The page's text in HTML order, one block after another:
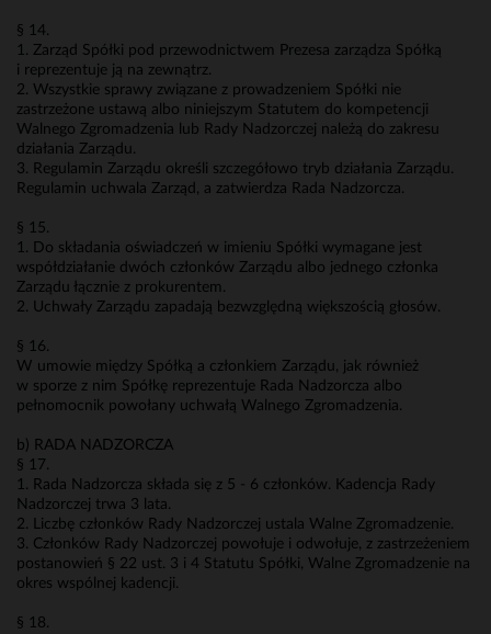
§ 14.
1. Zarząd Spółki pod przewodnictwem Prezesa zarządza Spółką
i reprezentuje ją na zewnątrz.
2. Wszystkie sprawy związane z prowadzeniem Spółki nie
zastrzeżone ustawą albo niniejszym Statutem do kompetencji
Walnego Zgromadzenia lub Rady Nadzorczej należą do zakresu
działania Zarządu.
3. Regulamin Zarządu określi szczegółowo tryb działania Zarządu.
Regulamin uchwala Zarząd, a zatwierdza Rada Nadzorcza.
§ 15.
1. Do składania oświadczeń w imieniu Spółki wymagane jest
współdziałanie dwóch członków Zarządu albo jednego członka
Zarządu łącznie z prokurentem.
2. Uchwały Zarządu zapadają bezwzględną większością głosów.
§ 16.
W umowie między Spółką a członkiem Zarządu, jak również
w sporze z nim Spółkę reprezentuje Rada Nadzorcza albo
pełnomocnik powołany uchwałą Walnego Zgromadzenia.
b) RADA NADZORCZA
§ 17.
1. Rada Nadzorcza składa się z 5 - 6 członków. Kadencja Rady
Nadzorczej trwa 3 lata.
2. Liczbę członków Rady Nadzorczej ustala Walne Zgromadzenie.
3. Członków Rady Nadzorczej powołuje i odwołuje, z zastrzeżeniem
postanowień § 22 ust. 3 i 4 Statutu Spółki, Walne Zgromadzenie na
okres wspólnej kadencji.
§ 18.